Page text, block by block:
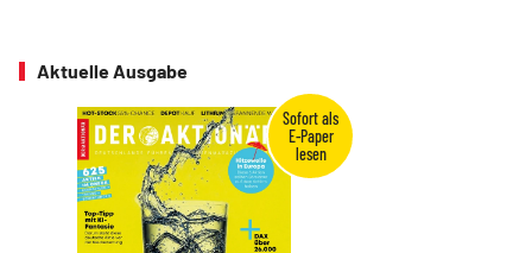
Aktuelle Ausgabe